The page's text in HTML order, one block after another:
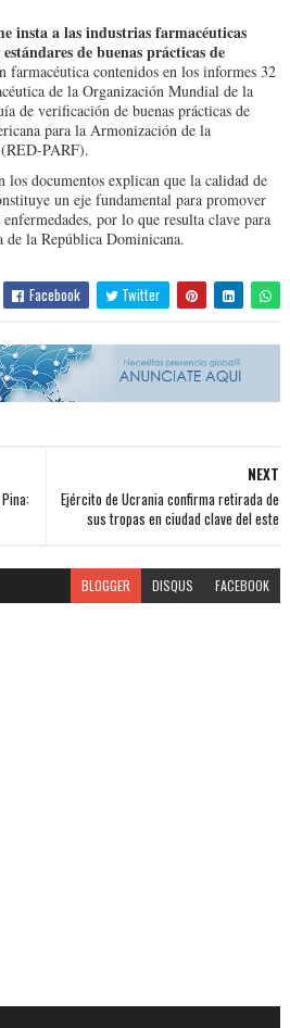
insta a las industrias farmacéuticas
de buenas prácticas de
farmacéutica contenidos en los informes 32
de la Organización Mundial de la
de verificación de buenas prácticas de
para la Armonización de la
PARF).
los documentos explican que la calidad de
un eje fundamental para promover
por lo que resulta clave para
de la República Dominicana.
Facebook Twitter
NEXT
Ejército de Ucrania confirma retirada de
sus tropas en ciudad clave del este
BLOGGER DISQUS FACEBOOK